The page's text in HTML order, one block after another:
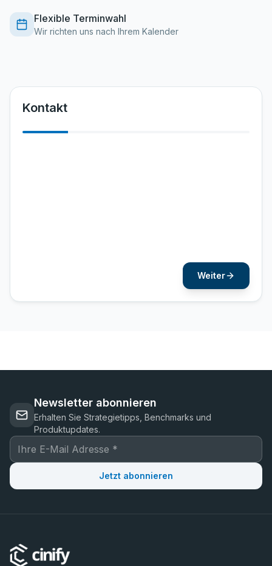
Flexible Terminwahl
Wir richten uns nach Ihrem Kalender
Kontakt
Weiter
Newsletter abonnieren
Erhalten Sie Strategietipps, Benchmarks und
Produktupdates.
Jetzt abonnieren